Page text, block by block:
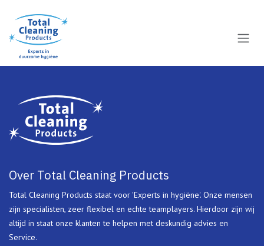
Over Total Cleaning Products
Total Cleaning Products staat voor 'Experts in hygiëne'. Onze mensen
zijn specialisten, zeer flexibel en echte teamplayers. Hierdoor zijn wij
altijd in staat onze klanten te helpen met deskundig advies en
Service.